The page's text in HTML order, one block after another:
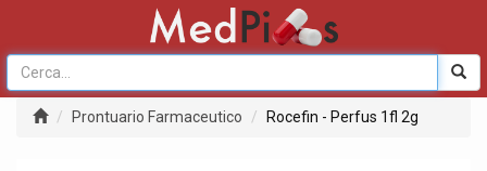
Prontuario Farmaceutico Rocefin - Perfus 1fl 2g